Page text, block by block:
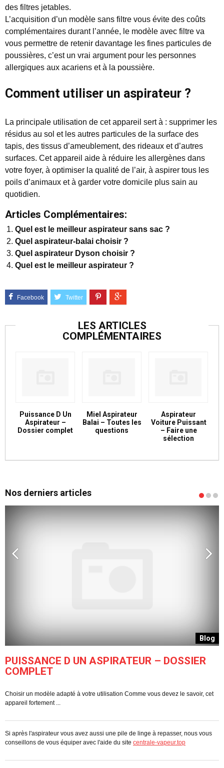
des filtres jetables.
L’acquisition d’un modèle sans filtre vous évite des coûts
complémentaires durant l’année, le modèle avec filtre va
vous permettre de retenir davantage les fines particules de
poussières, c’est un vrai argument pour les personnes
allergiques aux acariens et à la poussière.
Comment utiliser un aspirateur ?
La principale utilisation de cet appareil sert à : supprimer les
résidus au sol et les autres particules de la surface des
tapis, des tissus d’ameublement, des rideaux et d’autres
surfaces. Cet appareil aide à réduire les allergènes dans
votre foyer, à optimiser la qualité de l’air, à aspirer tous les
poils d’animaux et à garder votre domicile plus sain au
quotidien.
Articles Complémentaires:
Quel est le meilleur aspirateur sans sac ?
Quel aspirateur-balai choisir ?
Quel aspirateur Dyson choisir ?
Quel est le meilleur aspirateur ?
LES ARTICLES
COMPLÉMENTAIRES
Puissance D Un
Aspirateur –
Dossier complet
Miel Aspirateur
Balai – Toutes les
questions
Aspirateur
Voiture Puissant
– Faire une
sélection
Nos derniers articles
Blog
PUISSANCE D UN ASPIRATEUR – DOSSIER
COMPLET
Choisir un modèle adapté à votre utilisation Comme vous devez le savoir, cet
appareil fortement ...
Si après l'aspirateur vous avez aussi une pile de linge à repasser, nous vous
conseillons de vous équiper avec l'aide du site centrale-vapeur.top